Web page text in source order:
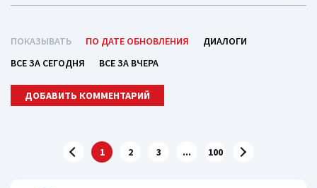
ПОКАЗЫВАТЬ ПО ДАТЕ ОБНОВЛЕНИЯ
ДИАЛОГИ
ВСЕ ЗА СЕГОДНЯ
ВСЕ ЗА ВЧЕРА
ДОБАВИТЬ КОММЕНТАРИЙ
1 2 3 ... 100